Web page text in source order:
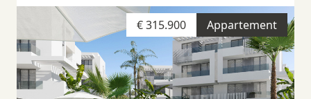
Appartement
€ 315.900